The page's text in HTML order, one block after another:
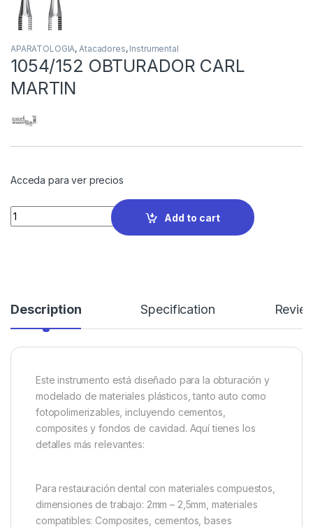
APARATOLOGIA,Atacadores, Instrumental
1054/152 OBTURADOR CARL
MARTIN
Acceda para ver precios
Quantity
Add to cart
Description Specification
Este instrumento está diseñado para la obturación y
modelado de materiales plásticos, tanto auto como
fotopolimerizables, incluyendo cementos,
composites y fondos de cavidad. Aquí tienes los
detalles más relevantes:
Para restauración dental con materiales compuestos,
dimensiones de trabajo: 2mm – 2,5mm, materiales
compatibles: Composites, cementos, bases